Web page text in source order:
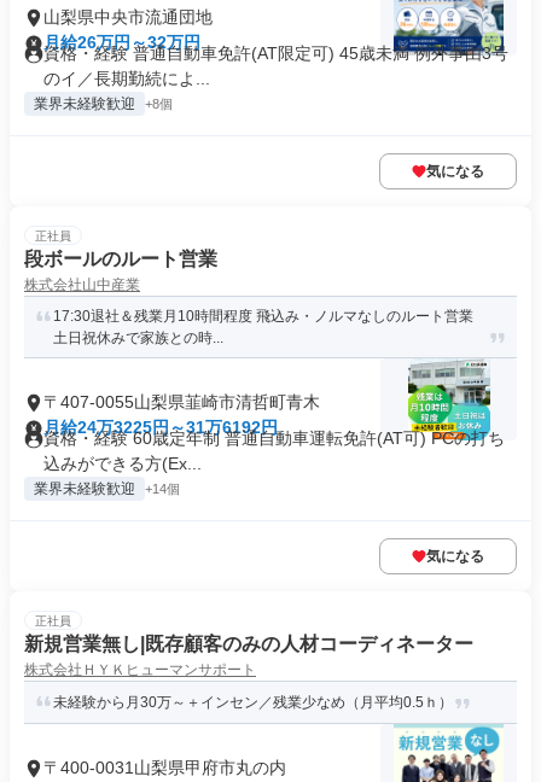
山梨県中央市流通団地
月給26万円～32万円
資格・経験 普通自動車免許(AT限定可) 45歳未満 例外事由3号
のイ／長期勤続によ...
業界未経験歓迎 +8個
気になる
正社員
段ボールのルート営業
株式会社山中産業
17:30退社＆残業月10時間程度 飛込み・ノルマなしのルート営業
土日祝休みで家族との時...
〒407-0055山梨県韮崎市清哲町青木
月給24万3225円～31万6192円
資格・経験 60歳定年制 普通自動車運転免許(AT可) PCの打ち
込みができる方(Ex...
業界未経験歓迎 +14個
気になる
正社員
新規営業無し|既存顧客のみの人材コーディネーター
株式会社ＨＹＫヒューマンサポート
未経験から月30万～＋インセン／残業少なめ（月平均0.5ｈ）
〒400-0031山梨県甲府市丸の内